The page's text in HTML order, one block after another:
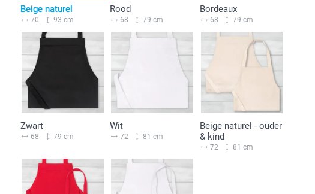
Beige naturel
70 93 cm
Rood
68 79 cm
Bordeaux
68 79 cm
Zwart
68 79 cm
Wit
72 81 cm
Beige naturel - ouder
& kind
72 81 cm